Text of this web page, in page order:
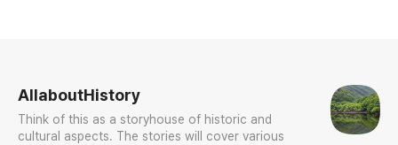
AllaboutHistory
Think of this as a storyhouse of historic and
cultural aspects. The stories will cover various